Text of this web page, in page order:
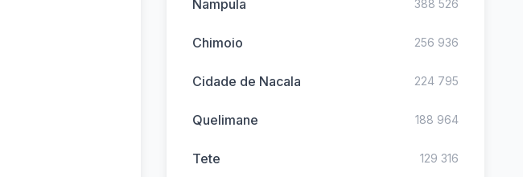
Nampula 388 526
Chimoio 256 936
Cidade de Nacala 224 795
Quelimane 188 964
Tete 129 316